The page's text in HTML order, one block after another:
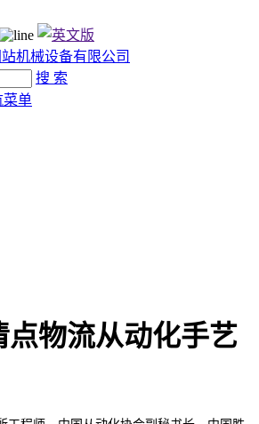
搜 索
菜单
点物流从动化手艺